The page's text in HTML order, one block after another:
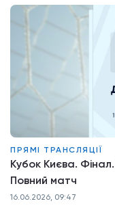
ПРЯМІ ТРАНСЛЯЦІЇ
Кубок Києва.
Повний матч
16.06.2026, 09:47